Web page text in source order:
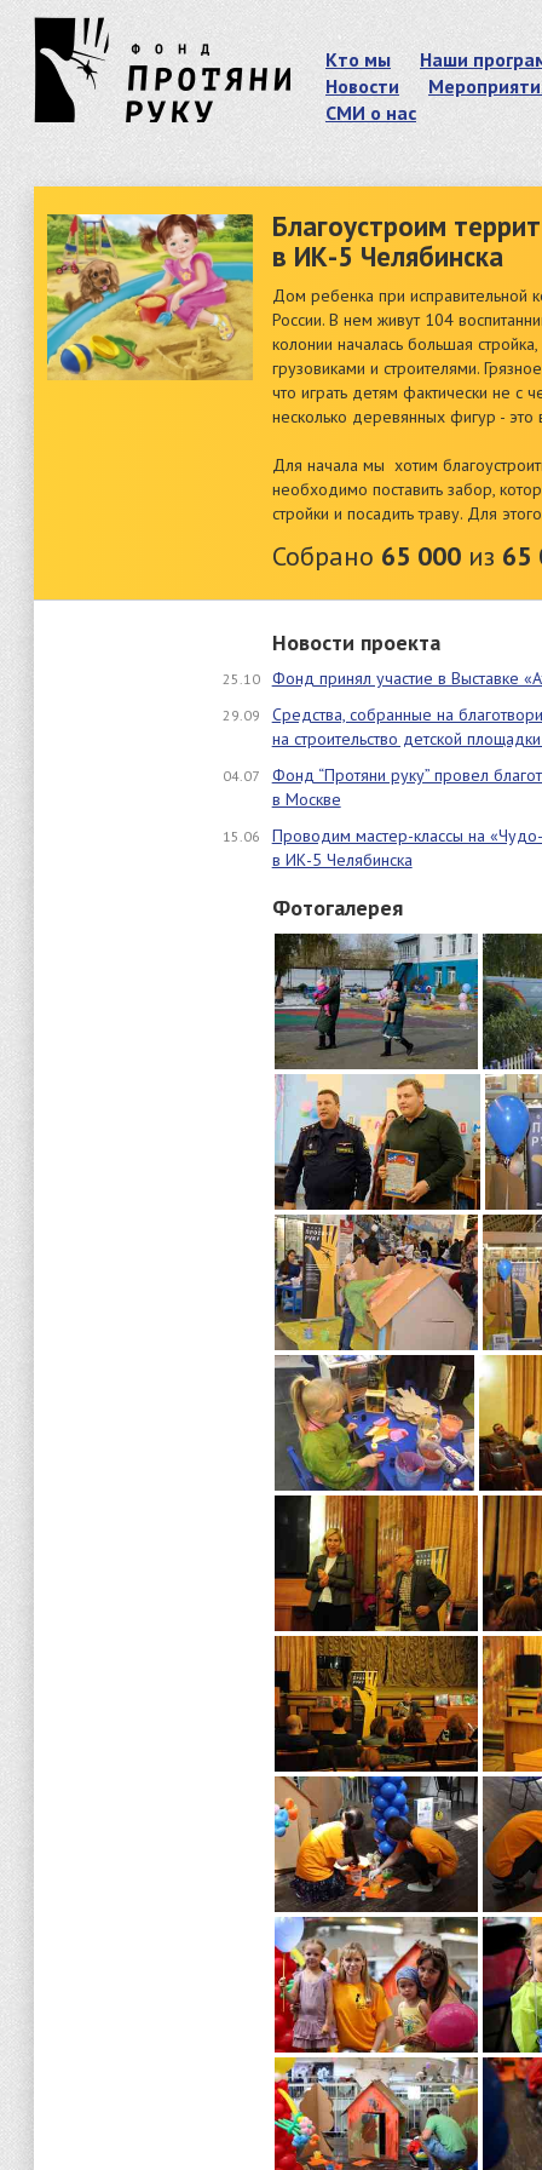
Кто мы
Наши
Новости
СМИ о нас
Благоустроим
в ИК-5 Челябинска
Дом ребенка при исправительной
России. В нем живут 104
колонии началась большая
грузовиками и строителями.
что играть детям фактически не с
несколько деревянных фигур - это
Для начала мы хотим
необходимо поставить забор,
стройки и посадить траву. Для
Собрано 65 000 из 65
Новости проекта
25.10 Фонд принял участие в Выставке
29.09
Средства, собранные на
на строительство детской
04.07
Фонд “Протяни руку” провел
в Москве
15.06
Проводим мастер-классы на
в ИК-5 Челябинска
Фотогалерея